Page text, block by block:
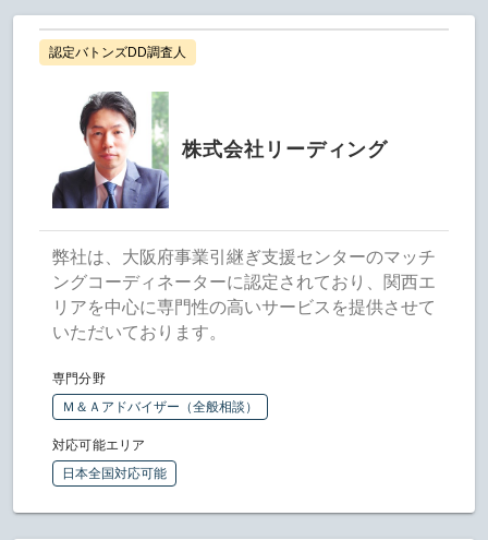
認定バトンズDD調査人
株式会社リーディング
弊社は、大阪府事業引継ぎ支援センターのマッチ
ングコーディネーターに認定されており、関西エ
リアを中心に専門性の高いサービスを提供させて
いただいております。
専門分野
Ｍ＆Ａアドバイザー（全般相談）
対応可能エリア
日本全国対応可能